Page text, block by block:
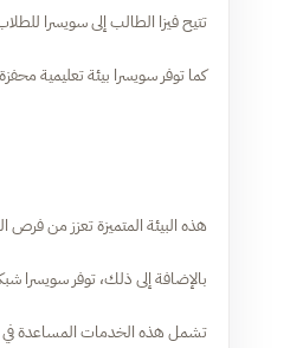
تتيح فيزا الطالب إلى سويسرا
كما توفر سويسرا بيئة تعليمية
هذه البيئة المتميزة تعزز من فرص
بالإضافة إلى ذلك، توفر سويسرا
تشمل هذه الخدمات المساعدة في